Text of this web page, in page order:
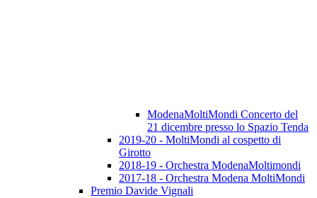
ModenaMoltiMondi Concerto del
21 dicembre presso lo Spazio Tenda
2019-20 - MoltiMondi al cospetto di
Girotto
2018-19 - Orchestra ModenaMoltimondi
2017-18 - Orchestra Modena MoltiMondi
Premio Davide Vignali